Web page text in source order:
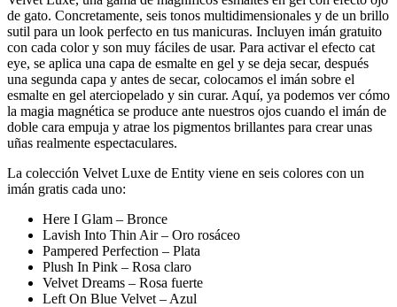
de gato. Concretamente, seis tonos multidimensionales y de un brillo
sutil para un look perfecto en tus manicuras. Incluyen imán gratuito
con cada color y son muy fáciles de usar. Para activar el efecto cat
eye, se aplica una capa de esmalte en gel y se deja secar, después
una segunda capa y antes de secar, colocamos el imán sobre el
esmalte en gel aterciopelado y sin curar. Aquí, ya podemos ver cómo
la magia magnética se produce ante nuestros ojos cuando el imán de
doble cara empuja y atrae los pigmentos brillantes para crear unas
uñas realmente espectaculares.
La colección Velvet Luxe de Entity viene en seis colores con un
imán gratis cada uno:
Here I Glam – Bronce
Lavish Into Thin Air – Oro rosáceo
Pampered Perfection – Plata
Plush In Pink – Rosa claro
Velvet Dreams – Rosa fuerte
Left On Blue Velvet – Azul